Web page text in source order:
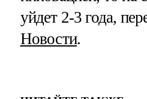
уйдет 2-3 года,
Новости.